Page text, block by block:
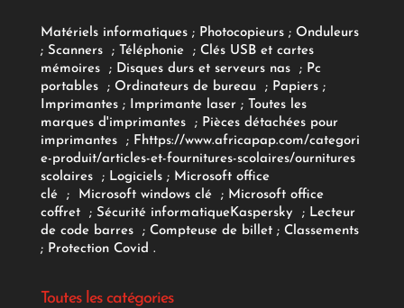
Matériels informatiques; Photocopieurs; Onduleurs
; Scanners ; Téléphonie ; Clés USB et cartes
mémoires
; Disques durs et serveurs nas ; Pc
portables
; Ordinateurs de bureau ; Papiers;
Imprimantes;Imprimante laser; Toutes les
marques d'imprimantes
; Pièces détachées pour
imprimantes
; Fhttps://www.africapap.com/categori
e-produit/articles-et-fournitures-scolaires/ournitures
scolaires; Logiciels ; Microsoft office
clé
; Microsoft windows clé; Microsoft office
coffret ; Sécurité informatiqueKaspersky ; Lecteur
de code barres
; Compteuse de billet; Classements
; Protection Covid .
Toutes les catégories